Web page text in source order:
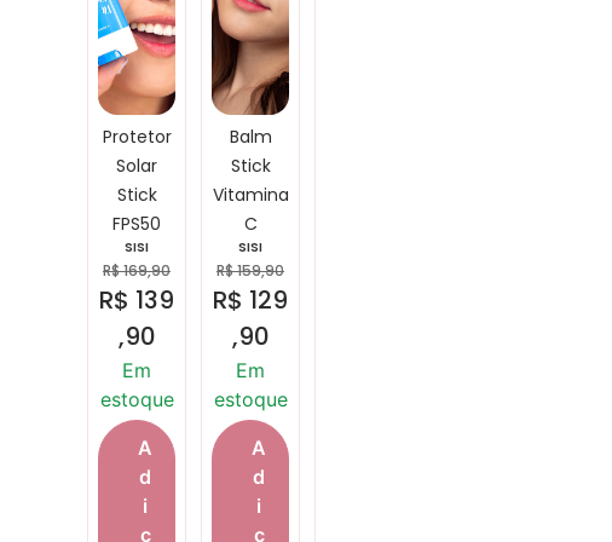
Protetor
Solar
Stick
FPS50
SISI
R$169,90
R$ 139
,90
Em
estoque
A
d
i
c
Balm
Stick
Vitamina
C
SISI
R$159,90
R$ 129
,90
Em
estoque
A
d
i
c